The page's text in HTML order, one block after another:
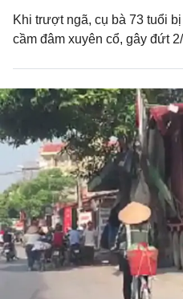
Khi trượt ngã, cụ bà 73 tuổi
cầm đâm xuyên cổ, gây đứt